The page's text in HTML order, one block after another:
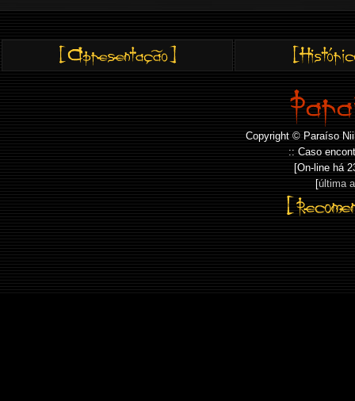
Copyright © Paraíso
:: Caso
[On-line há
[última